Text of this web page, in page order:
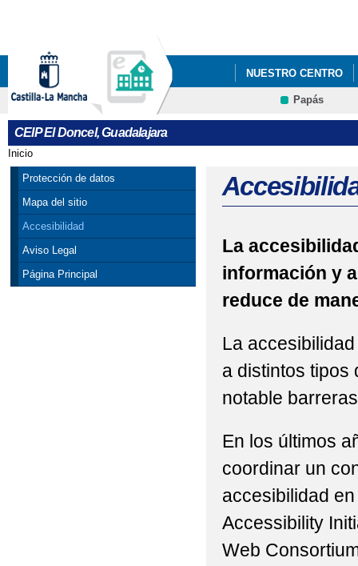
NUESTRO CENTRO
Papás
CEIP El Doncel, Guadalajara
Se encuentra usted aquí
Inicio
Protección de datos
Mapa del sitio
Accesibilidad
Aviso Legal
Página Principal
La
información y
reduce de
La
a distintos tipos
notable
En los últimos
coordinar un
accesibilidad
Accessibility
Web